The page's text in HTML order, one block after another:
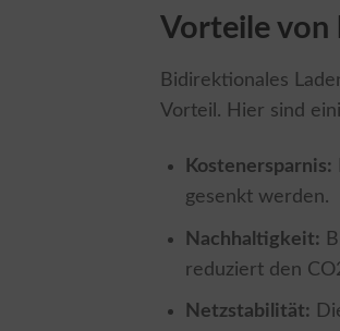
Vorteile von
Bidirektionales
Vorteil. Hier sind
Kostenersparnis:
gesenkt werden.
Nachhaltigkeit:
reduziert den
Netzstabilität: